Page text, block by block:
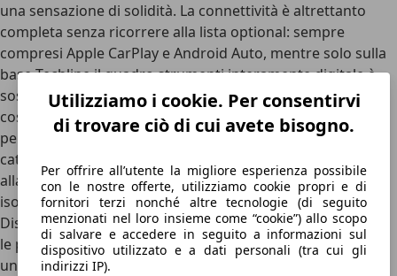
Utilizziamo i cookie. Per consentirvi
di trovare ciò di cui avete bisogno.
Per offrire all’utente la migliore esperienza possibile
con le nostre offerte, utilizziamo cookie propri e di
fornitori terzi nonché altre tecnologie (di seguito
menzionati nel loro insieme come “cookie”) allo scopo
di salvare e accedere in seguito a informazioni sul
dispositivo utilizzato e a dati personali (tra cui gli
indirizzi IP).
una sensazione di solidità. La connettività è altrettanto
completa senza ricorrere alla lista optional: sempre
compresi Apple CarPlay e Android Auto, mentre solo sulla
base Techline il quadro strumenti interamente digitale è
sostituito da un pannello TFT da 4,2 pollici sono di serie,
così come le prese USB e la possibilità di ricarica wireless
per smartphone. Laqualità percepitaè elevata per la
categoria, e il comfort acustico è stato migliorato rispetto
alla generazione precedente grazie a un migliore
isolamento dal rumore di rotolamento e dal vento.
Disponibile anche laricarica a induzione, mentre sono tre
le porte USBpresenti in vettura: una USB-C affiancata a
una USB-A davanti e una USB-C a disposizione della